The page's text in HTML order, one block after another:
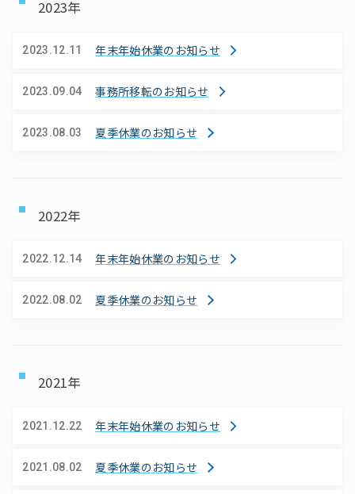
2023年
2023.12.11 年末年始休業のお知らせ
2023.09.04 事務所移転のお知らせ
2023.08.03 夏季休業のお知らせ
2022年
2022.12.14 年末年始休業のお知らせ
2022.08.02 夏季休業のお知らせ
2021年
2021.12.22 年末年始休業のお知らせ
2021.08.02 夏季休業のお知らせ